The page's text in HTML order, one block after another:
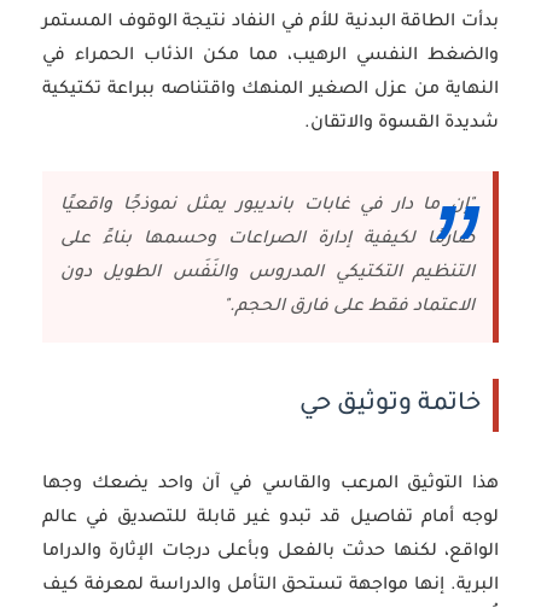
بدأت الطاقة البدنية للأم في النفاد نتيجة الوقوف المستمر
والضغط النفسي الرهيب، مما مكن الذئاب الحمراء في
النهاية من عزل الصغير المنهك واقتناصه ببراعة تكتيكية
شديدة القسوة والاتقان.
"إن ما دار في غابات بانديبور يمثل نموذجًا واقعيًا
صارمًا لكيفية إدارة الصراعات وحسمها بناءً على
التنظيم التكتيكي المدروس والنَفَس الطويل دون
الاعتماد فقط على فارق الحجم."
خاتمة وتوثيق حي
هذا التوثيق المرعب والقاسي في آن واحد يضعك وجها
لوجه أمام تفاصيل قد تبدو غير قابلة للتصديق في عالم
الواقع، لكنها حدثت بالفعل وبأعلى درجات الإثارة والدراما
البرية. إنها مواجهة تستحق التأمل والدراسة لمعرفة كيف